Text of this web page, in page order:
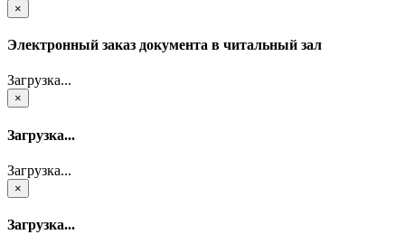
×
Электронный заказ документа в читальный зал
Загрузка...
×
Загрузка...
Загрузка...
×
Загрузка...